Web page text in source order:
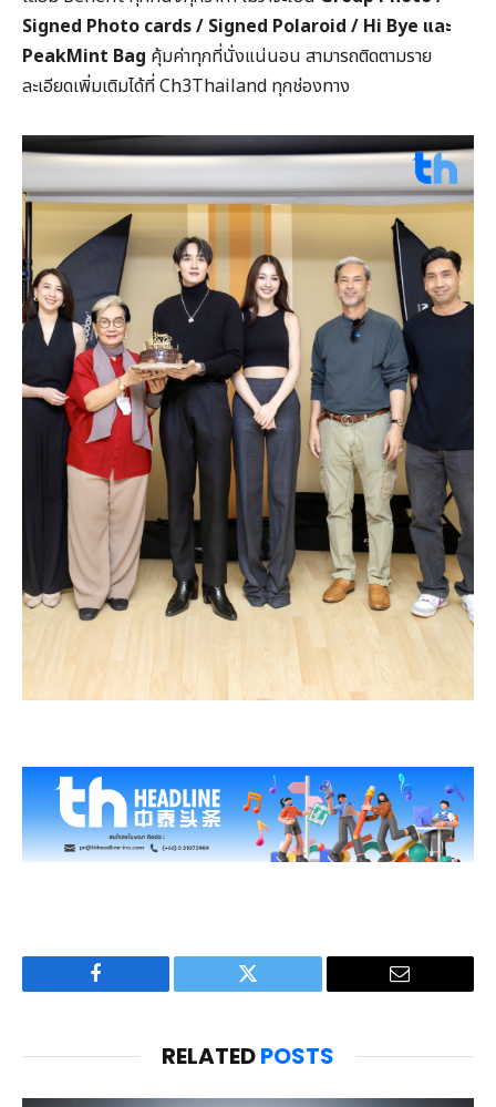
Signed Photo cards / Signed Polaroid / Hi Bye และ
PeakMint Bag คุ้มค่าทุกที่นั่งแน่นอน สามารถติดตามราย
ละเอียดเพิ่มเติมได้ที่ Ch3Thailand ทุกช่องทาง
Facebook Twitter Email
RELATEDPOSTS